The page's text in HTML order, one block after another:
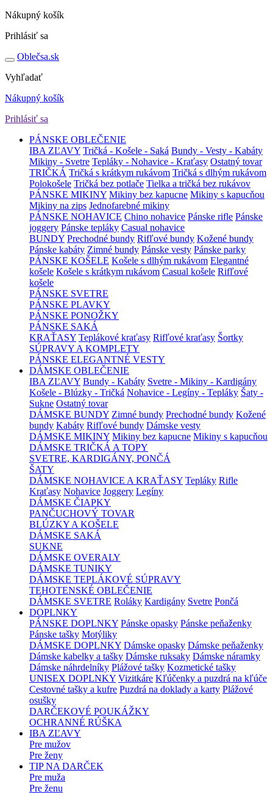
Nákupný košík
Prihlásiť sa
Oblečsa.sk
Vyhľadať
Nákupný košík
Prihlásiť sa
PÁNSKE OBLEČENIE
IBA ZĽAVY Tričká - Košele - Saká Bundy - Vesty - Kabáty
Mikiny - Svetre Tepláky - Nohavice - Kraťasy Ostatný tovar
TRIČKÁ Tričká s krátkym rukávom Tričká s dlhým rukávom
Polokošele Tričká bez potlače Tielka a tričká bez rukávov
PÁNSKE MIKINY Mikiny bez kapucne Mikiny s kapucňou
Mikiny na zips Jednofarebné mikiny
PÁNSKE NOHAVICE Chino nohavice Pánske rifle Pánske
joggery Pánske tepláky Casual nohavice
BUNDY Prechodné bundy Rifľové bundy Kožené bundy
Pánske kabáty Zimné bundy Pánske vesty Pánske parky
PÁNSKE KOŠELE Košele s dlhým rukávom Elegantné
košele Košele s krátkym rukávom Casual košele Rifľové
košele
PÁNSKE SVETRE
PÁNSKE PLAVKY
PÁNSKE PONOŽKY
PÁNSKE SAKÁ
KRAŤASY Teplákové kraťasy Rifľové kraťasy Šortky
SÚPRAVY A KOMPLETY
PÁNSKE ELEGANTNÉ VESTY
DÁMSKE OBLEČENIE
IBA ZĽAVY Bundy - Kabáty Svetre - Mikiny - Kardigány
Košele - Blúzky - Tričká Nohavice - Legíny - Tepláky Šaty -
Sukne Ostatný tovar
DÁMSKE BUNDY Zimné bundy Prechodné bundy Kožené
bundy Kabáty Rifľové bundy Dámske vesty
DÁMSKE MIKINY Mikiny bez kapucne Mikiny s kapucňou
DÁMSKE TRIČKÁ A TOPY
SVETRE, KARDIGÁNY, PONČÁ
ŠATY
DÁMSKE NOHAVICE A KRAŤASY Tepláky Rifle
Kraťasy Nohavice Joggery Legíny
DÁMSKE ČIAPKY
PANČUCHOVÝ TOVAR
BLÚZKY A KOŠELE
DÁMSKE SAKÁ
SUKNE
DÁMSKE OVERALY
DÁMSKE TUNIKY
DÁMSKE TEPLÁKOVÉ SÚPRAVY
TEHOTENSKÉ OBLEČENIE
DÁMSKE SVETRE Roláky Kardigány Svetre Pončá
DOPLNKY
PÁNSKE DOPLNKY Pánske opasky Pánske peňaženky
Pánske tašky Motýliky
DÁMSKE DOPLNKY Dámske opasky Dámske peňaženky
Dámske kabelky a tašky Dámske ruksaky Dámske náramky
Dámske náhrdelníky Plážové tašky Kozmetické tašky
UNISEX DOPLNKY Vizitkáre Kľúčenky a puzdrá na kľúče
Cestovné tašky a kufre Puzdrá na doklady a karty Plážové
osušky
DARČEKOVÉ POUKÁŽKY
OCHRANNÉ RÚŠKA
IBA ZĽAVY
Pre mužov
Pre ženy
TIP NA DARČEK
Pre muža
Pre ženu